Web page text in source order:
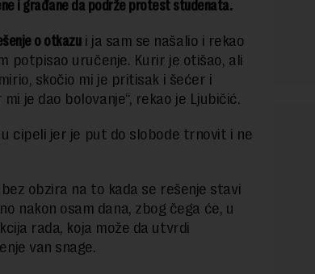
i građane da podrže protest studenata.
o otkazui ja sam se našalio i rekao
potpisao uručenje. Kurir je otišao, ali
skočio mi je pritisak i šećer i
je dao bolovanje“, rekao je Ljubičić.
u cipeli jer je put do slobode trnovit i ne
obzira na to kada se rešenje stavi
nakon osam dana, zbog čega će, u
rada, koja može da utvrdi
van snage.